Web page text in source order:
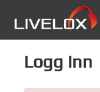
Logg inn